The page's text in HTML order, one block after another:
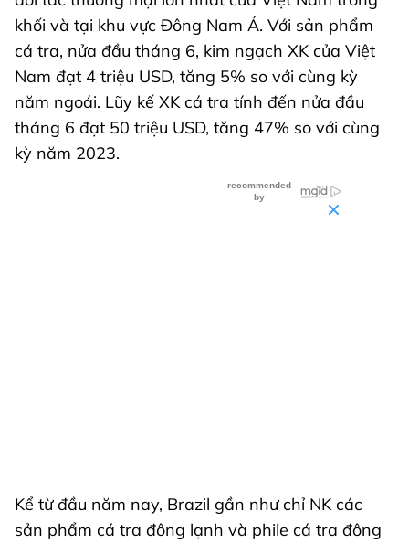
khối và tại khu vực Đông Nam Á. Với sản phẩm
cá tra, nửa đầu tháng 6, kim ngạch XK của Việt
Nam đạt 4 triệu USD, tăng 5% so với cùng kỳ
năm ngoái. Lũy kế XK cá tra tính đến nửa đầu
tháng 6 đạt 50 triệu USD, tăng 47% so với cùng
kỳ năm 2023.
Kể từ đầu năm nay, Brazil gần như chỉ NK các
sản phẩm cá tra đông lạnh và phile cá tra đông